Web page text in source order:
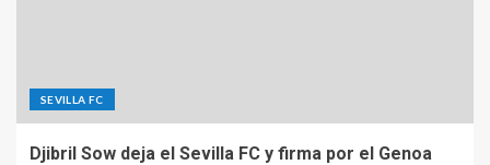
SEVILLA FC
Djibril Sow deja el Sevilla FC y firma por el Genoa